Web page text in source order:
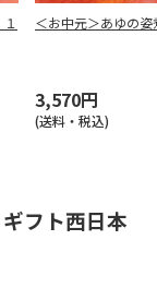
＜お中元＞あゆの姿
3,570円
(送料・税込)
フト西日本